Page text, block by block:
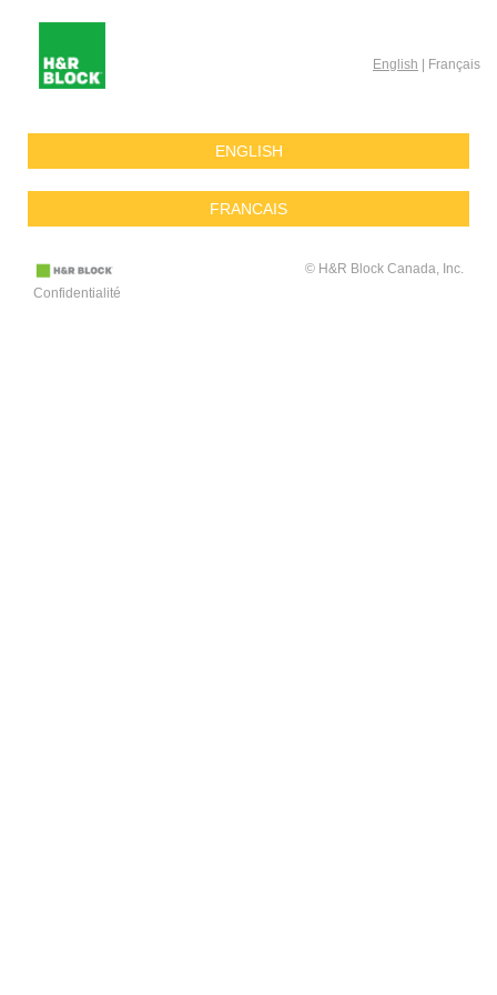
English | Français
ENGLISH
FRANCAIS
Confidentialité
© H&R Block Canada, Inc.